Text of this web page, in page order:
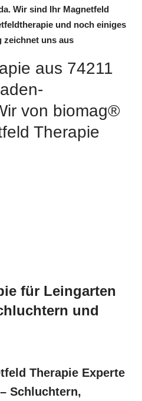
Wir sind Ihr Magnetfeld
und noch einiges
zeichnet uns aus
aus 74211
von biomag®
Therapie
für Leingarten
und
Therapie Experte
Schluchtern,